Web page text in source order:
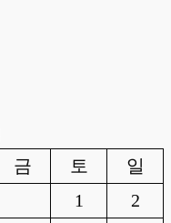
금 토
일
1
2